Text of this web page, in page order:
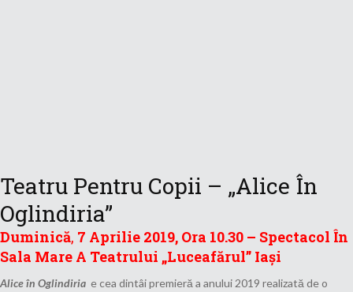
Teatru Pentru Copii – „Alice În
Oglindiria”
Duminică, 7 Aprilie 2019, Ora 10.30 – Spectacol În
Sala Mare A Teatrului „Luceafărul” Iași
Alice în Oglindiria e cea dintâi premieră a anului 2019 realizată de o